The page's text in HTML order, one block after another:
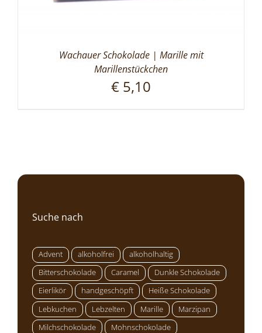
Wachauer Schokolade | Marille mit
Marillenstückchen
€ 5,10
Suche nach
Advent alkoholfrei
alkoholhaltig
Bitterschokolade
Caramel
Dunkle Schokolade
Eierlikör
handgeschöpft
Heiße Schokolade
Lebkuchen
Lebzelten Marille
Marzipan
Milchschokolade
Mohnschokolade